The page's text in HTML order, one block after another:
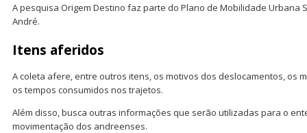
A pesquisa Origem Destino faz parte do Plano de Mobilidade Urbana
André.
Itens aferidos
A coleta afere, entre outros itens, os motivos dos deslocamentos, os
os tempos consumidos nos trajetos.
Além disso, busca outras informações que serão utilizadas para o
movimentação dos andreenses.